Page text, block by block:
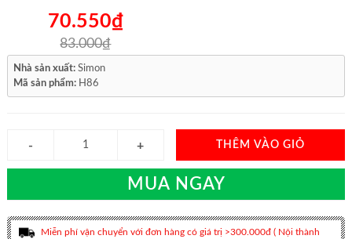
70.550₫
83.000₫
Nhà sản xuất: Simon
Mã sản phẩm: H86
THÊM VÀO GIỎ
MUA NGAY
Miễn phí vận chuyển với đơn hàng có giá trị >300.000đ ( Nội thành